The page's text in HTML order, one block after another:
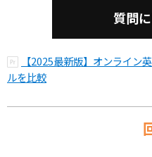
質問
【2025最新版】オンライン
ルを比較